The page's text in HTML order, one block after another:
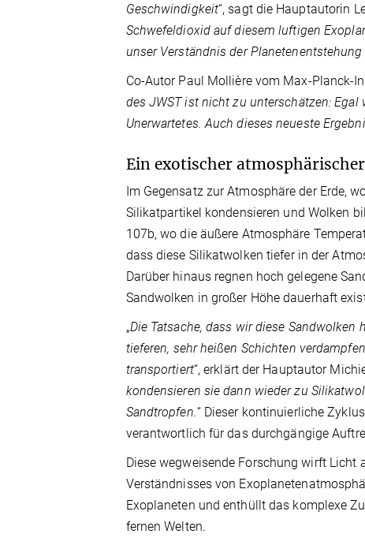
Geschwindigkeit“, sagt die Hauptautorin
Schwefeldioxid auf diesem luftigen
unser Verständnis der
Co-Autor Paul Mollière vom Max-Planck-
des JWST ist nicht zu unterschätzen:
Unerwartetes. Auch dieses neueste
Ein exotischer
Im Gegensatz zur Atmosphäre der Erde,
Silikatpartikel kondensieren und Wolken
107b, wo die äußere Atmosphäre
dass diese Silikatwolken tiefer in der
Darüber hinaus regnen hoch gelegene
Sandwolken in großer Höhe dauerhaft
„Die Tatsache, dass wir diese
tieferen, sehr heißen Schichten
transportiert“, erklärt der Hauptautor
kondensieren sie dann wieder zu
Sandtropfen.“ Dieser kontinuierliche
verantwortlich für das durchgängige
Diese wegweisende Forschung wirft Licht
Verständnisses von
Exoplaneten und enthüllt das komplexe
fernen Welten.